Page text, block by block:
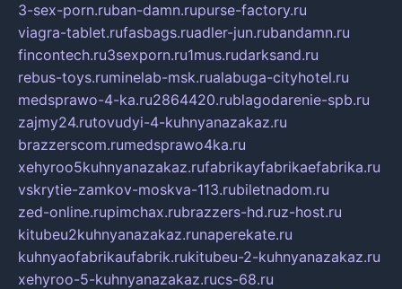
3-sex-porn.ruban-damn.rupurse-factory.ru
viagra-tablet.rufasbags.ruadler-jun.rubandamn.ru
fincontech.ru3sexporn.ru1mus.rudarksand.ru
rebus-toys.ruminelab-msk.rualabuga-cityhotel.ru
medsprawo-4-ka.ru2864420.rublagodarenie-spb.ru
zajmy24.rutovudyi-4-kuhnyanazakaz.ru
brazzerscom.rumedsprawo4ka.ru
xehyroo5kuhnyanazakaz.rufabrikayfabrikaefabrika.ru
vskrytie-zamkov-moskva-113.rubiletnadom.ru
zed-online.rupimchax.rubrazzers-hd.ruz-host.ru
kitubeu2kuhnyanazakaz.runaperekate.ru
kuhnyaofabrikaufabrik.rukitubeu-2-kuhnyanazakaz.ru
xehyroo-5-kuhnyanazakaz.rucs-68.ru